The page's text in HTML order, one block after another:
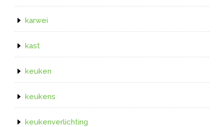
karwei
kast
keuken
keukens
keukenverlichting